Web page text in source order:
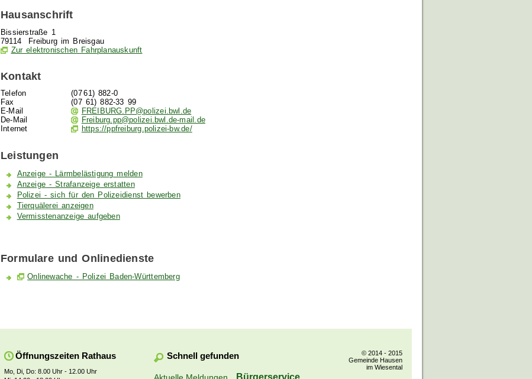
Hausanschrift
Bissierstraße 1
79114
Freiburg im Breisgau
Zur elektronischen Fahrplanauskunft
Kontakt
Telefon (0761) 882-0
Fax
(07 61) 882-33 99
E-Mail
FREIBURG.PP@polizei.bwl.de
De-Mail
Freiburg.pp@polizei.bwl.de-mail.de
Internet
https://ppfreiburg.polizei-bw.de/
Leistungen
Anzeige - Lärmbelästigung melden
Anzeige - Strafanzeige erstatten
Polizei - sich für den Polizeidienst bewerben
Tierquälerei anzeigen
Vermisstenanzeige aufgeben
Formulare und Onlinedienste
Onlinewache - Polizei Baden-Württemberg
Öffnungszeiten Rathaus
Mo, Di, Do: 8.00 Uhr - 12.00 Uhr
Schnell gefunden
Bürgerservice
© 2014 - 2015
Gemeinde Hausen
im Wiesental